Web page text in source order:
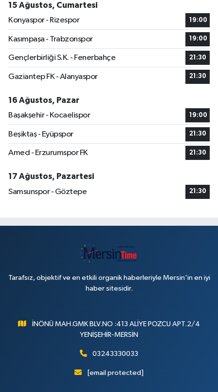
15 Ağustos, Cumartesi
Konyaspor - Rizespor
19:00
Kasımpaşa - Trabzonspor 19:00
Gençlerbirliği S.K. - Fenerbahçe 21:30
Gaziantep FK - Alanyaspor 21:30
16 Ağustos, Pazar
Başakşehir - Kocaelispor
19:00
Beşiktaş - Eyüpspor 21:30
Amed - Erzurumspor FK 21:30
17 Ağustos, Pazartesi
Samsunspor - Göztepe
21:30
Tarafsız, objektif ve en etkili organik haberleriyle Mersin'in en iyi
haber sitesidir.
İNÖNÜ MAH.GMK BLV.NO :413 ALİYE POZCU APT.2/4
YENİŞEHİR-MERSİN
03243330033
[email protected]